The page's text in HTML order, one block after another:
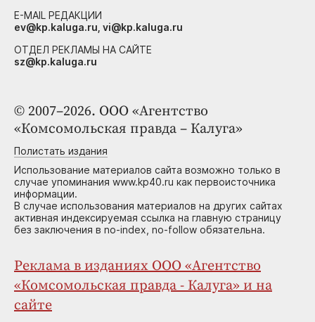
© 2007–2026. ООО «Агентство
«Комсомольская правда – Калуга»
Полистать издания
Использование материалов сайта возможно только в
случае упоминания www.kp40.ru как первоисточника
информации.
В случае использования материалов на других сайтах
активная индексируемая ссылка на главную страницу
без заключения в no-index, no-follow обязательна.
Реклама в изданиях ООО «Агентство
«Комсомольская правда - Калуга» и на
сайте
E-MAIL РЕДАКЦИИ
ev@kp.kaluga.ru, vi@kp.kaluga.ru
ОТДЕЛ РЕКЛАМЫ НА САЙТЕ
sz@kp.kaluga.ru